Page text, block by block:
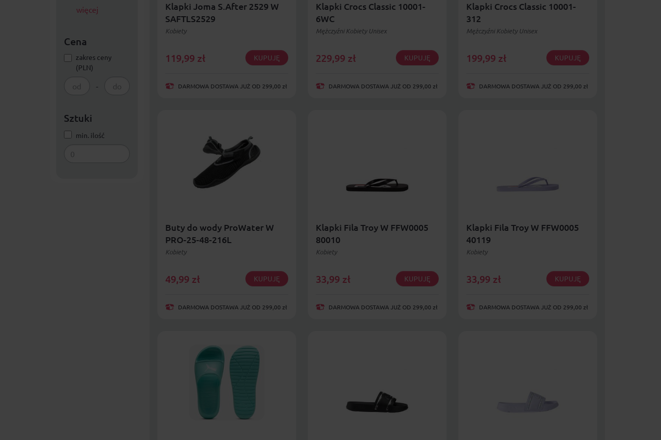
więcej
Cena
zakres ceny
(PLN)
-
Sztuki
min. ilość
Klapki Joma S.After 2529 W
SAFTLS2529
Kobiety
119,99 zł KUPUJĘ
DARMOWA DOSTAWA JUŻ OD 299,00 zł
Klapki Crocs Classic 10001-
6WC
Mężczyźni Kobiety Unisex
229,99 zł KUPUJĘ
DARMOWA DOSTAWA JUŻ OD 299,00 zł
Klapki Crocs Classic 10001-
312
Mężczyźni Kobiety Unisex
199,99 zł KUPUJĘ
DARMOWA DOSTAWA JUŻ OD 299,00 zł
Buty do wody ProWater W
PRO-25-48-216L
Kobiety
49,99 zł KUPUJĘ
DARMOWA DOSTAWA JUŻ OD 299,00 zł
Klapki Fila Troy W FFW0005
80010
Kobiety
33,99 zł KUPUJĘ
DARMOWA DOSTAWA JUŻ OD 299,00 zł
Klapki Fila Troy W FFW0005
40119
Kobiety
33,99 zł KUPUJĘ
DARMOWA DOSTAWA JUŻ OD 299,00 zł